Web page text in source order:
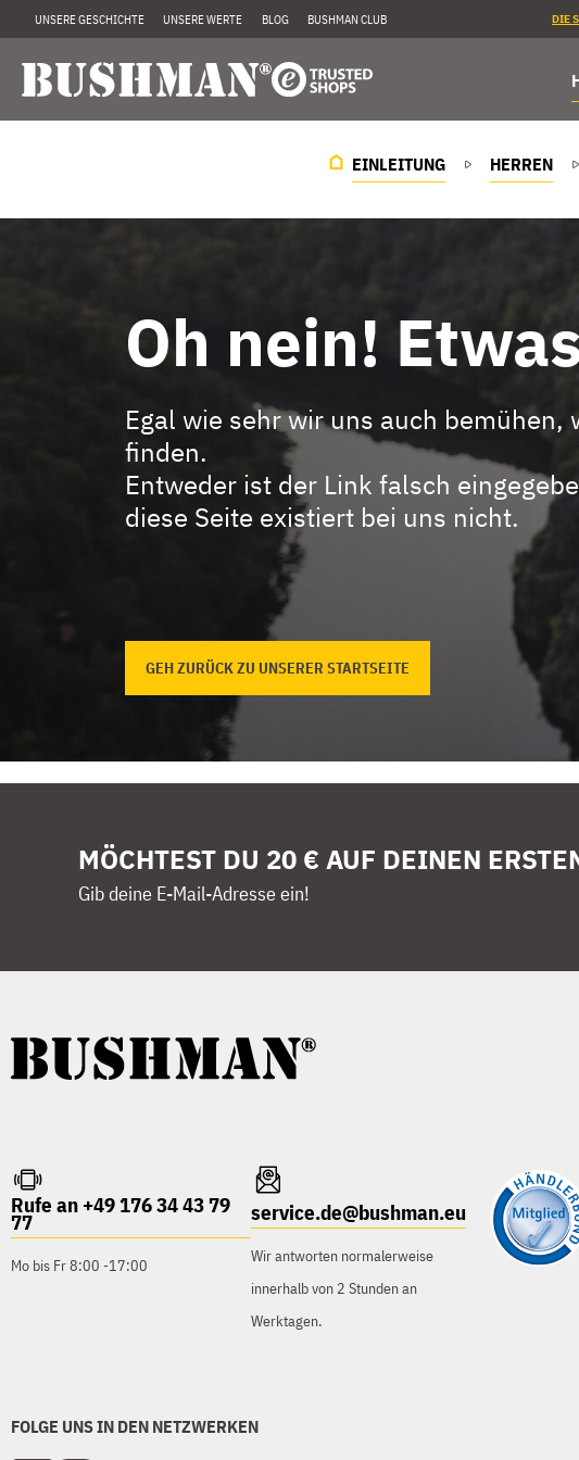
UNSERE GESCHICHTE UNSERE WERTE BLOG BUSHMAN CLUB DIE
EINLEITUNG HERREN
Oh nein!
Egal wie sehr wir uns auch
finden.
Entweder ist der Link falsch
diese Seite existiert bei uns nicht.
GEH ZURÜCK ZU UNSERER STARTSEITE
MÖCHTEST DU 20 € AUF DEINEN
Gib deine E-Mail-Adresse ein!
Rufe an +49 176 34 43 79
77
Mo bis Fr 8:00 -17:00
service.de@bushman.eu
Wir antworten normalerweise
innerhalb von 2 Stunden an
Werktagen.
FOLGE UNS IN DEN NETZWERKEN